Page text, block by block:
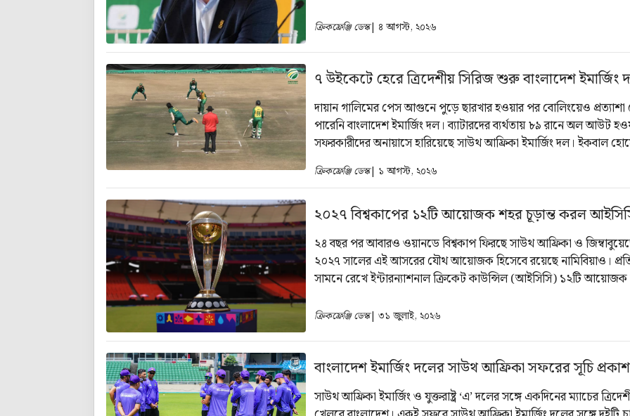
ক্রিকফ্রেঞ্জি ডেস্ক| ৪ আগস্ট, ২০২৬
৭ উইকেটে হেরে ত্রিদেশীয় সিরিজ শুরু বাংলাদেশ ইমার্জিং
দায়ান গালিমের পেস আগুনে পুড়ে ছারখার হওয়ার পর বোলিংয়েও প্রত্যাশা
পারেনি বাংলাদেশ ইমার্জিং দল। ব্যাটারদের ব্যর্থতায় ৮৯ রানে অল আউট
সফরকারীদের অনায়াসে হারিয়েছে সাউথ আফ্রিকা ইমার্জিং দল। ইকবাল
চৌধুরী মোহাম্মদ রিজওয়ান তিনটি উইকেট নেওয়ায় শুরুটা ভালো হলেও শেষ
হারতে হয়েছে সফরকারীদের। স্বাগতিকদের কাছে ৭ উইকেটে হেরে
ক্রিকফ্রেঞ্জি ডেস্ক| ১ আগস্ট, ২০২৬
২০২৭ বিশ্বকাপের ১২টি আয়োজক শহর চূড়ান্ত করল
২৪ বছর পর আবারও ওয়ানডে বিশ্বকাপ ফিরছে সাউথ আফ্রিকা ও
২০২৭ সালের এই আসরের যৌথ আয়োজক হিসেবে রয়েছে নামিবিয়াও।
সামনে রেখে ইন্টারন্যাশনাল ক্রিকেট কাউন্সিল (আইসিসি) ১২টি
ক্রিকফ্রেঞ্জি ডেস্ক| ৩১ জুলাই, ২০২৬
বাংলাদেশ ইমার্জিং দলের সাউথ আফ্রিকা সফরের সূচি প্রকাশ
সাউথ আফ্রিকা ইমার্জিং ও যুক্তরাষ্ট্র ‘এ’ দলের সঙ্গে একদিনের ম্যাচের